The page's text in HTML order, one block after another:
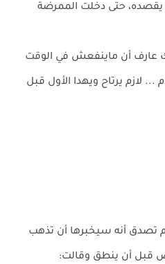
يقصده، حتى دخلت الممرضة
عارف أن ماينفعش في الوقت
لازم يرتاح ويهدا الأول قبل
لم تصدق أنه سيخبرها أن تذهب
قبل أن ينطق وقالت: